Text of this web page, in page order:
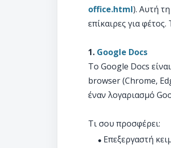
office.html). Αυτή
επίκαιρες για
1. Google Docs
Το Google Docs
browser (Chrome,
έναν λογαριασμό
Τι σου προσφέρει:
Επεξεργαστή